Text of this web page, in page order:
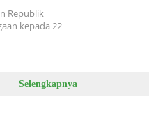
Republik
kepada 22
Selengkapnya